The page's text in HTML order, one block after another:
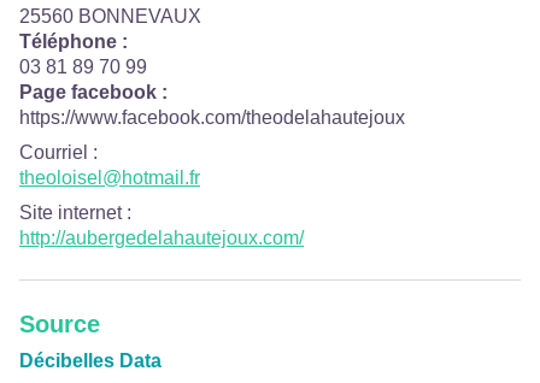
25560 BONNEVAUX
Téléphone :
03 81 89 70 99
Page facebook :
https://www.facebook.com/theodelahautejoux
Courriel :
theoloisel@hotmail.fr
Site internet:
http://aubergedelahautejoux.com/
Source
Décibelles Data